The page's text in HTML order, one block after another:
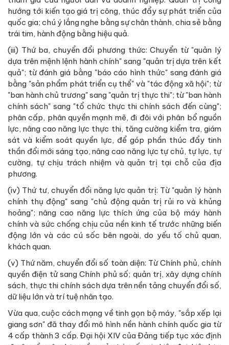
hướng tới kiến tạo giá trị công, thúc đẩy sự phát triển của
quốc gia; chú ý lắng nghe bằng sự chân thành, chia sẻ bằng
trái tim, hành động bằng hiệu quả.
(iii) Thứ ba, chuyển đổi phương thức: Chuyển từ "quản lý
dựa trên mệnh lệnh hành chính" sang "quản trị dựa trên kết
quả"; từ đánh giá bằng "báo cáo hình thức" sang đánh giá
bằng "sản phẩm phát triển cụ thể" và "tác động xã hội"; từ
"ban hành chủ trương" sang "quản trị thực thi"; từ "ban hành
chính sách" sang "tổ chức thực thi chính sách đến cùng";
phân cấp, phân quyền mạnh mẽ, đi đôi với phân bổ nguồn
lực, nâng cao năng lực thực thi, tăng cường kiểm tra, giám
sát và kiểm soát quyền lực, để góp phần thúc đẩy tinh
thần đổi mới sáng tạo, nâng cao năng lực tự chủ, tự lực, tự
cường, tự chịu trách nhiệm và quản trị tại chỗ của địa
phương.
(iv) Thứ tư, chuyển đổi năng lực quản trị: Từ "quản lý hành
chính thụ động" sang "chủ động quản trị rủi ro và khủng
hoảng"; nâng cao năng lực thích ứng của bộ máy hành
chính và sức chống chịu của nền kinh tế trước những biến
động lớn và các cú sốc bên ngoài, do yếu tố chủ quan,
khách quan.
(v) Thứ năm, chuyển đổi số toàn diện: Từ Chính phủ, chính
quyền điện tử sang Chính phủ số; quản trị, xây dựng chính
sách, thực thi chính sách dựa trên nền tảng chuyển đổi số,
dữ liệu lớn và trí tuệ nhân tạo.
Vừa qua, cuộc cách mạng về tinh gọn bộ máy, "sắp xếp lại
giang sơn" đã thay đổi mô hình nền hành chính quốc gia từ
4 cấp thành 3 cấp. Đại hội XIV của Đảng tiếp tục xác định